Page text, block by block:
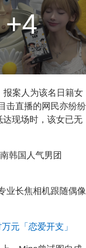
+4
报案人为该名日籍女
击直播的网民亦纷纷
现场时，该女已无
韩国人气男团
业长焦相机跟随偶像
元「恋爱开支」